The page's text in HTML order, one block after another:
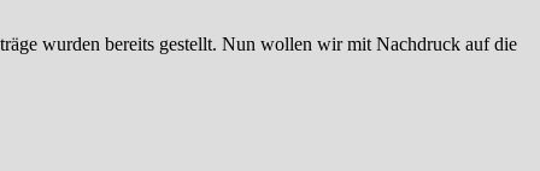
wurden bereits gestellt. Nun wollen wir mit Nachdruck auf die